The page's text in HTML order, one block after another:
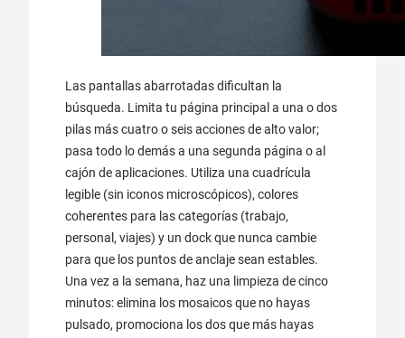
Las pantallas abarrotadas dificultan la
búsqueda. Limita tu página principal a una o dos
pilas más cuatro o seis acciones de alto valor;
pasa todo lo demás a una segunda página o al
cajón de aplicaciones. Utiliza una cuadrícula
legible (sin iconos microscópicos), colores
coherentes para las categorías (trabajo,
personal, viajes) y un dock que nunca cambie
para que los puntos de anclaje sean estables.
Una vez a la semana, haz una limpieza de cinco
minutos: elimina los mosaicos que no hayas
pulsado, promociona los dos que más hayas